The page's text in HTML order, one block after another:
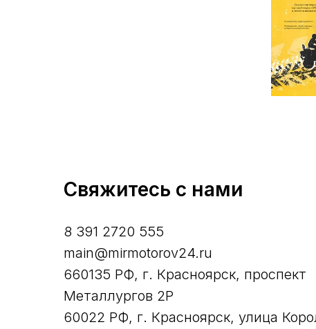
Свяжитесь с нами
8 391 2720 555
main@mirmotorov24.ru
660135 РФ, г. Красноярск, проспект
Металлургов 2Р
60022 РФ, г. Красноярск, улица